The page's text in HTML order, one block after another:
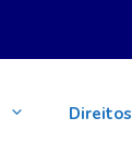
Direitos